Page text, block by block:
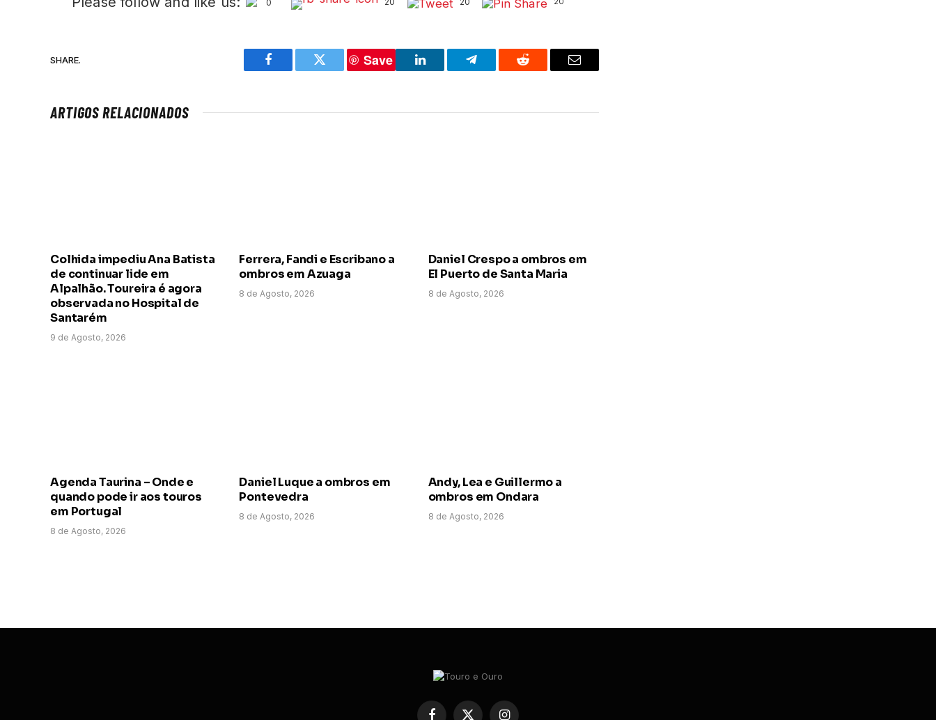
0
SHARE.
Facebook Twitter
Save
LinkedIn Telegram Reddit Email
ARTIGOS RELACIONADOS
Colhida impediu Ana Batista
de continuar lide em
Alpalhão. Toureira é agora
observada no Hospital de
Santarém
9 de Agosto, 2026
Ferrera, Fandi e Escribano a
ombros em Azuaga
8 de Agosto, 2026
Daniel Crespo a ombros em
El Puerto de Santa Maria
8 de Agosto, 2026
Agenda Taurina – Onde e
quando pode ir aos touros
em Portugal
8 de Agosto, 2026
Daniel Luque a ombros em
Pontevedra
8 de Agosto, 2026
Andy, Lea e Guillermo a
ombros em Ondara
8 de Agosto, 2026